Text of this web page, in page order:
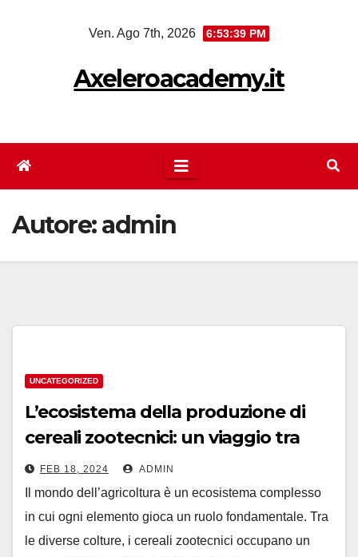
Ven. Ago 7th, 2026 6:53:39 PM
Axeleroacademy.it
Autore:admin
UNCATEGORIZED
L’ecosistema della produzione di
cereali zootecnici: un viaggio tra
sostenibilità e innovazione
FEB 18, 2024 ADMIN
Il mondo dell’agricoltura è un ecosistema complesso
in cui ogni elemento gioca un ruolo fondamentale. Tra
le diverse colture, i cereali zootecnici occupano un